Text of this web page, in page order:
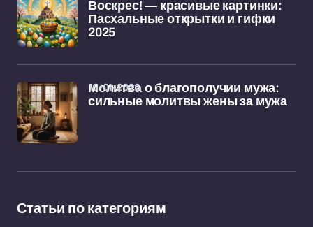
Воскрес! — красивые картинки:
Пасхальные открытки и гифки
2025
Молитва о благополучии мужа:
сильные молитвы жены за мужа
16-01-2026
Статьи по категориям